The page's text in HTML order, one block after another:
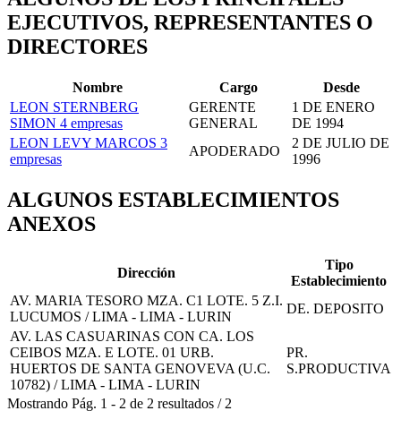
EJECUTIVOS, REPRESENTANTES O
DIRECTORES
Nombre Cargo
Desde
LEON STERNBERG
SIMON 4 empresas
GERENTE
GENERAL
1 DE ENERO
DE 1994
LEON LEVY MARCOS 3
empresas
APODERADO
2 DE JULIO DE
1996
ALGUNOS ESTABLECIMIENTOS
ANEXOS
Dirección
Tipo
Establecimiento
AV. MARIA TESORO MZA. C1 LOTE. 5 Z.I.
LUCUMOS / LIMA - LIMA - LURIN
DE. DEPOSITO
AV. LAS CASUARINAS CON CA. LOS
CEIBOS MZA. E LOTE. 01 URB.
HUERTOS DE SANTA GENOVEVA (U.C.
10782) / LIMA - LIMA - LURIN
PR.
S.PRODUCTIVA
Mostrando Pág. 1 - 2 de 2 resultados / 2